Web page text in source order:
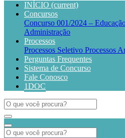
INÍCIO (current)
Concursos
Concurso 001/2024 –
Administração
Processos
Processos Seletivo Processos
Perguntas Frequentes
Sistema de Concurso
Fale Conosco
1DOC